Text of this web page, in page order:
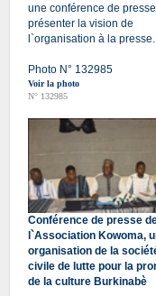
une conférence de
présenter la vision de
l`organisation à la presse.
Photo N° 132985
Voir la photo
N° 132985
Conférence de presse
l`Association Kowoma,
organisation de la
civile de lutte pour la
de la culture Burkinabè